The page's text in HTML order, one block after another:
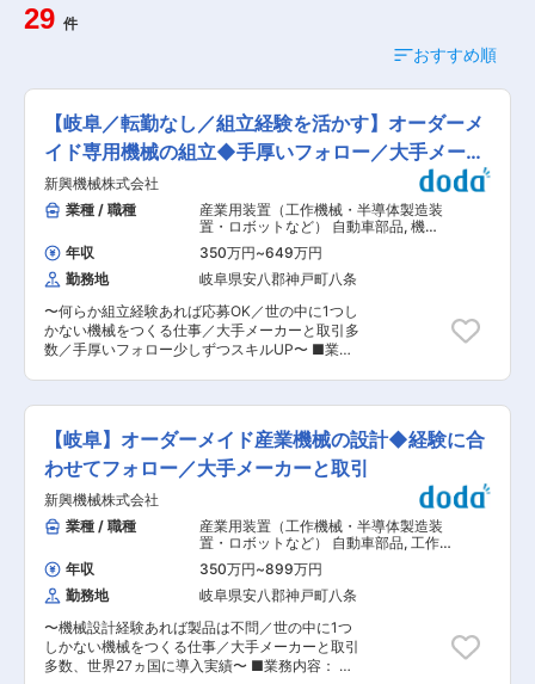
29 件
おすすめ順
【岐阜／転勤なし／組立経験を活かす】オーダーメ
イド専用機械の組立◆手厚いフォロー／大手メーカ
ーと取引
新興機械株式会社
業種 / 職種
産業用装置（工作機械・半導体製造装
置・ロボットなど） 自動車部品, 機
械・金属加工 組立・その他製造職
年収 350万円~649万円
勤務地
岐阜県安八郡神戸町八条
〜何らか組立経験あれば応募OK／世の中に1つし
かない機械をつくる仕事／大手メーカーと取引多
数／手厚いフォロー少しずつスキルUP〜 ■業務
はチームで組み立ていく仕事です。 ■異なる業界
出身でも安心のフォロー体制： ◎異なる業界の方
でも少しずつフォローを受けながらスキルを高め
ていけます。一人ひとりに教育係がつきスキルア
ップのフォローを行うので安心です。 ◎当社には
どんな機械でも現地で組立や調整できるように教
育するシステムがあります。 ■同じものは1つも
ない、飽きないものづくり： 当社が手掛ける専用
設備機械は2つとして同じものはなく、顧客要望
に沿った完全フルカスタマイズです。様々な機械
に携わるチャンスがあり、常に、営業、設計、製
造の各部署を連携して、世の中に1つしかないオ
ーダーメイドの専用機をつくるやりがいがありま
す。 ■組織： 組立担当は12名です。 変更の範
囲：会社の定める業務
【岐阜】オーダーメイド産業機械の設計◆経験に合
わせてフォロー／大手メーカーと取引
新興機械株式会社
業種 / 職種
産業用装置（工作機械・半導体製造装
置・ロボットなど） 自動車部品, 工作
機械・産業機械・ロボット 半導体製造
装置
年収 350万円~899万円
勤務地
岐阜県安八郡神戸町八条
〜機械設計経験あれば製品は不問／世の中に1つ
しかない機械をつくる仕事／大手メーカーと取引
多数、世界27ヵ国に導入実績〜 ■業務内容： ・